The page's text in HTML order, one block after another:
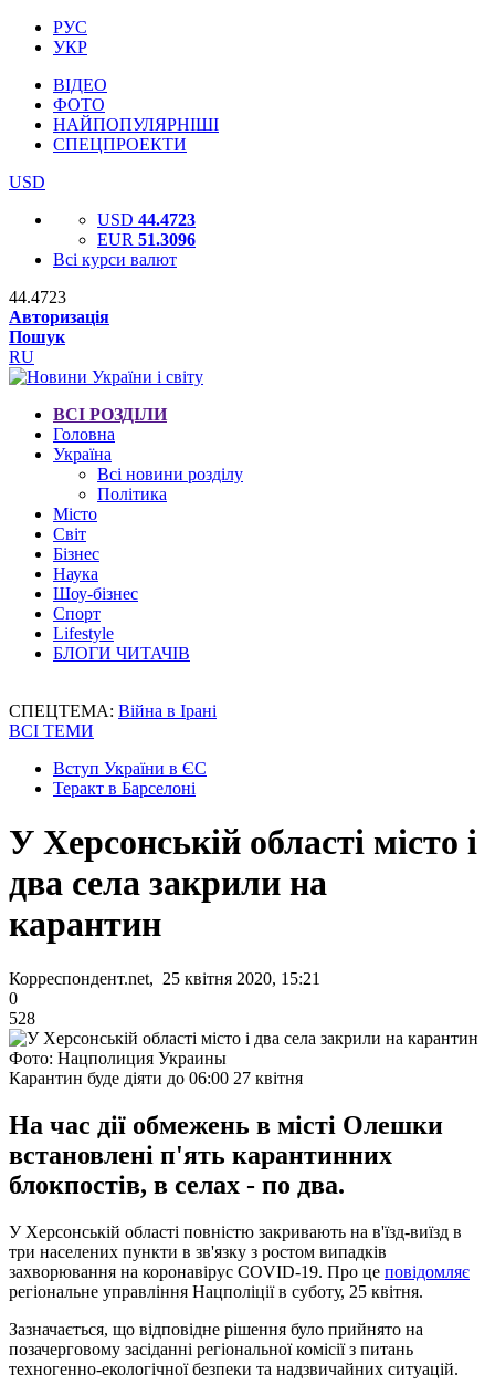
РУС
УКР
ВІДЕО
ФОТО
НАЙПОПУЛЯРНІШІ
СПЕЦПРОЕКТИ
USD
USD 44.4723
EUR 51.3096
Всі курси валют
44.4723
Авторизація
Пошук
RU
ВСІ РОЗДІЛИ
Головна
Україна
Всі новини розділу
Політика
Місто
Світ
Бізнес
Наука
Шоу-бізнес
Спорт
Lifestyle
БЛОГИ ЧИТАЧІВ
СПЕЦТЕМА: Війна в Ірані
ВСІ ТЕМИ
Вступ України в ЄС
Теракт в Барселоні
У Херсонській області місто і
два села закрили на
карантин
Корреспондент.net, 25 квітня 2020, 15:21
0
528
Фото: Нацполиция Украины
Карантин буде діяти до 06:00 27 квітня
На час дії обмежень в місті Олешки
встановлені п'ять карантинних
блокпостів, в селах - по два.
У Херсонській області повністю закривають на в'їзд-виїзд в
три населених пункти в зв'язку з ростом випадків
захворювання на коронавірус COVID-19. Про це повідомляє
регіональне управління Нацполіції в суботу, 25 квітня.
Зазначається, що відповідне рішення було прийнято на
позачерговому засіданні регіональної комісії з питань
техногенно-екологічної безпеки та надзвичайних ситуацій.